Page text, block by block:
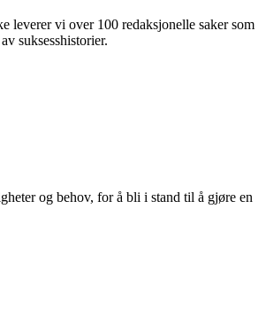
leverer vi over 100 redaksjonelle saker som
suksesshistorier.
og behov, for å bli i stand til å gjøre en